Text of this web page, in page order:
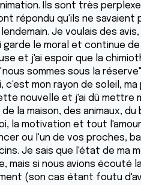
Ils sont très
répondu qu'ils ne savaient
Je voulais des
garde le moral et continue
et j'ai espoir que la
sommes sous la
c'est mon rayon de soleil,
nouvelle et j'ai dû mettre
la maison, des animaux,
la motivation et tout
ou l'un de vos proches,
Je sais que l'état de ma
mais si nous avions écouté
(son cas étant foutu